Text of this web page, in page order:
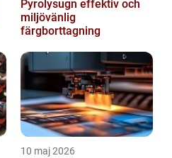
Pyrolysugn effektiv och
miljövänlig
färgborttagning
10 maj 2026